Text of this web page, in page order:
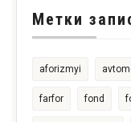
Метки
aforizmyi
farfor fond